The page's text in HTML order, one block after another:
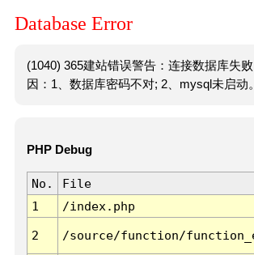
Database Error
(1040) 365建站错误警告：连接数据库失
因：1、数据库密码不对; 2、mysql未启动。
PHP Debug
No. File
1
/index.php
2 /source/function/